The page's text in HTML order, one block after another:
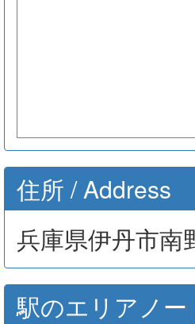
住所 / Address
兵庫県伊丹市南
駅のエリアノー